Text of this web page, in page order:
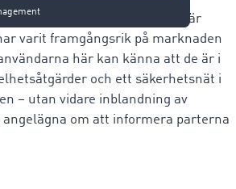
en transportbörs. Lika viktigt är
varit framgångsrik på marknaden
här kan känna att de är i
och ett säkerhetsnät i
– utan vidare inblandning av
om att informera parterna